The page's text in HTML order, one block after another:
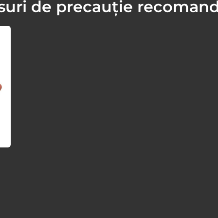
de precauție